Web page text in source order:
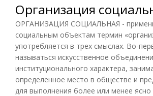
Организация
ОРГАНИЗАЦИЯ СОЦИАЛЬНАЯ -
социальным объектам термин
употребляется в трех смыслах. Во-
называться искусственное
институционального характера,
определенное место в обществе и
для выполнения более или менее